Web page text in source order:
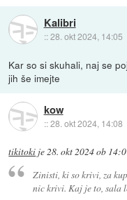
Kalibri
::28. okt 2024, 14:05
Kar so si skuhali, naj se
jih še imejte
kow
::28. okt 2024, 14:08
tikitoki je 28. okt 2024 ob
Zinisti, ki so krivi, za
nic krivi. Kaj je to, sala